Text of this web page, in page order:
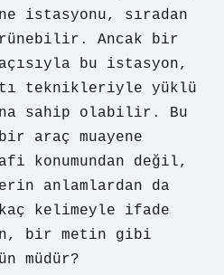
istasyonu, sıradan
Ancak bir
bu istasyon,
teknikleriyle yüklü
sahip olabilir. Bu
araç muayene
konumundan değil,
anlamlardan da
kelimeyle ifade
bir metin gibi
müdür?